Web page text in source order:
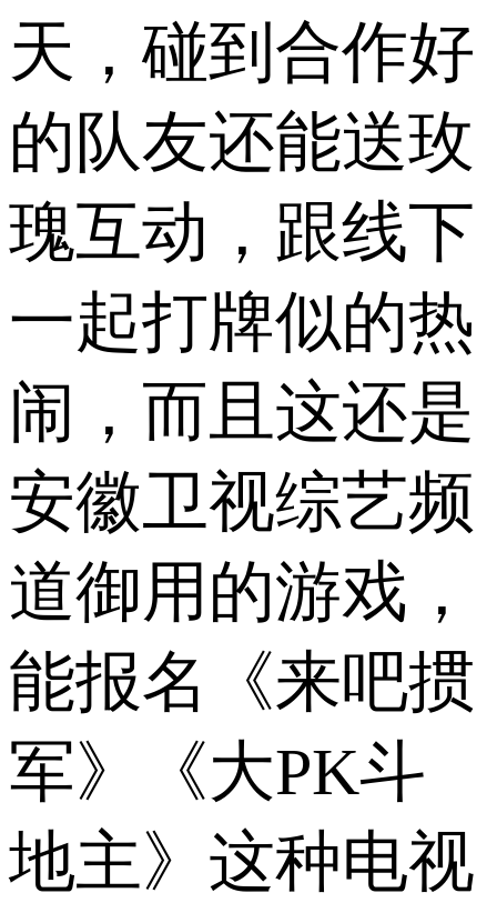
天，碰到合作好
的队友还能送玫
瑰互动，跟线下
一起打牌似的热
闹，而且这还是
安徽卫视综艺频
道御用的游戏，
能报名《来吧掼
军》《大PK斗
地主》这种电视